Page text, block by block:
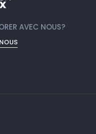
AVEC NOUS?